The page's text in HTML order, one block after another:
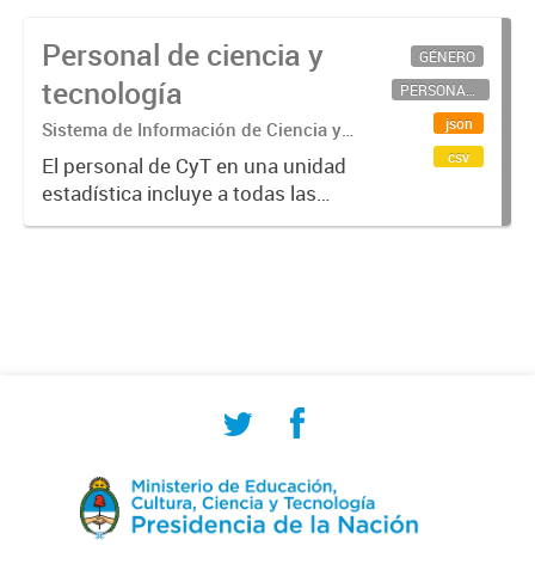
Personal de ciencia y
tecnología
Sistema de Información de Ciencia y
Tecnología Argentino (SICYTAR)
El personal de CyT en una unidad
estadística incluye a todas las
personas involucradas
GÉNERO
PERSONAL CIENTÍFICO-TECNOLÓGICO
json
csv